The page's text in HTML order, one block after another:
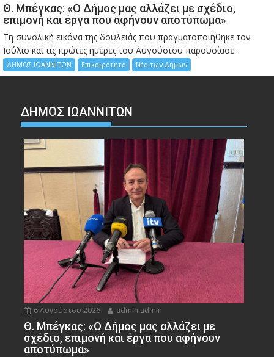
Θ. Μπέγκας: «Ο Δήμος μας αλλάζει με σχέδιο,
επιμονή και έργα που αφήνουν αποτύπωμα»
Τη συνολική εικόνα της δουλειάς που πραγματοποιήθηκε τον
Ιούλιο και τις πρώτες ημέρες του Αυγούστου παρουσίασε...
ΔΗΜΟΣ ΙΩΑΝΝΙΤΩΝ Επικαιρότητα Νέα των Δήμων
ΔΗΜΟΣ ΙΩΑΝΝΙΤΩΝ
6 Αυγούστου 2026 admin admin
Θ. Μπέγκας: «Ο Δήμος μας αλλάζει με
σχέδιο, επιμονή και έργα που αφήνουν
αποτύπωμα»